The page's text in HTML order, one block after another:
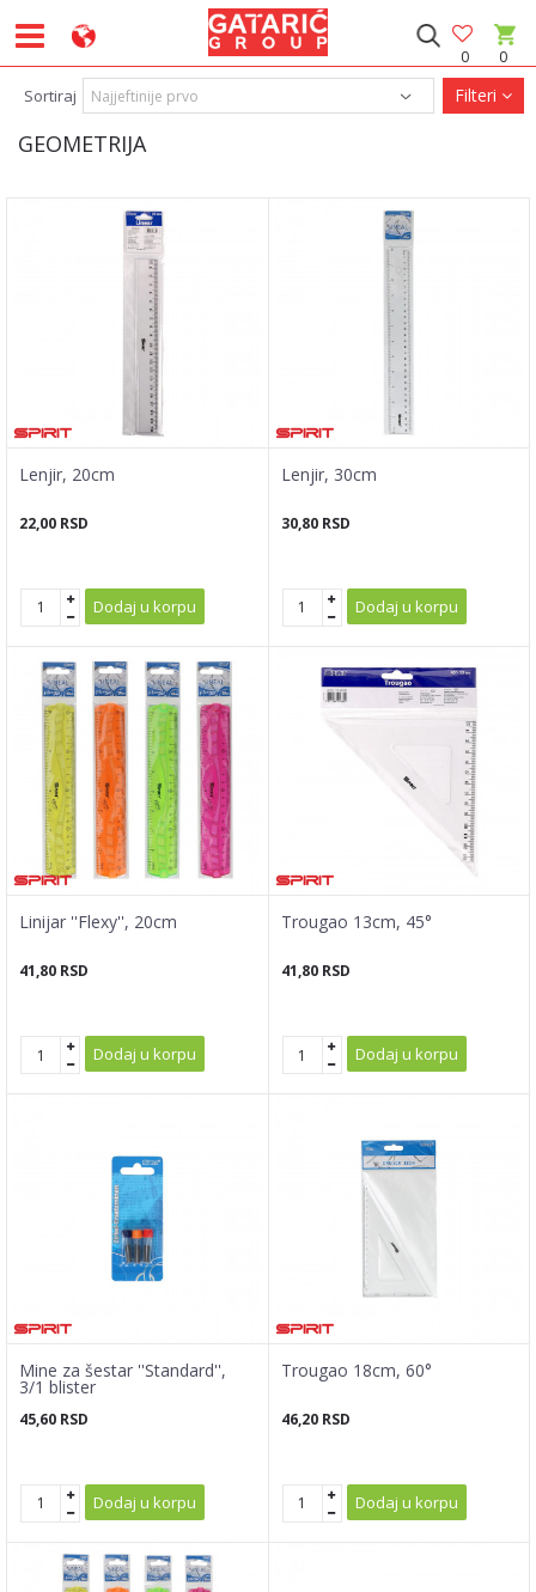
0
0
GEOMETRIJA
Sortiraj Filteri
Lenjir, 20cm
22,00 RSD
Dodaj u korpu
Lenjir, 30cm
30,80 RSD
Dodaj u korpu
Linijar ''Flexy'', 20cm
41,80 RSD
Dodaj u korpu
Trougao 13cm, 45°
41,80 RSD
Dodaj u korpu
Mine za šestar ''Standard'',
3/1 blister
45,60 RSD
Dodaj u korpu
Trougao 18cm, 60°
46,20 RSD
Dodaj u korpu